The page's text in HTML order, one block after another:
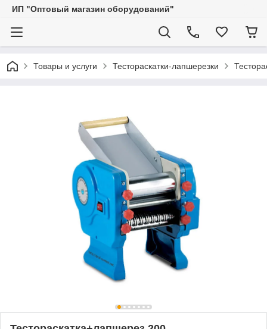
ИП "Оптовый магазин оборудований"
Товары и услуги Тестораскатки-лапшерезки